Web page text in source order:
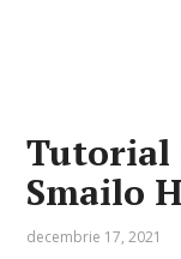
Tutorial
Smailo
decembrie 17, 2021